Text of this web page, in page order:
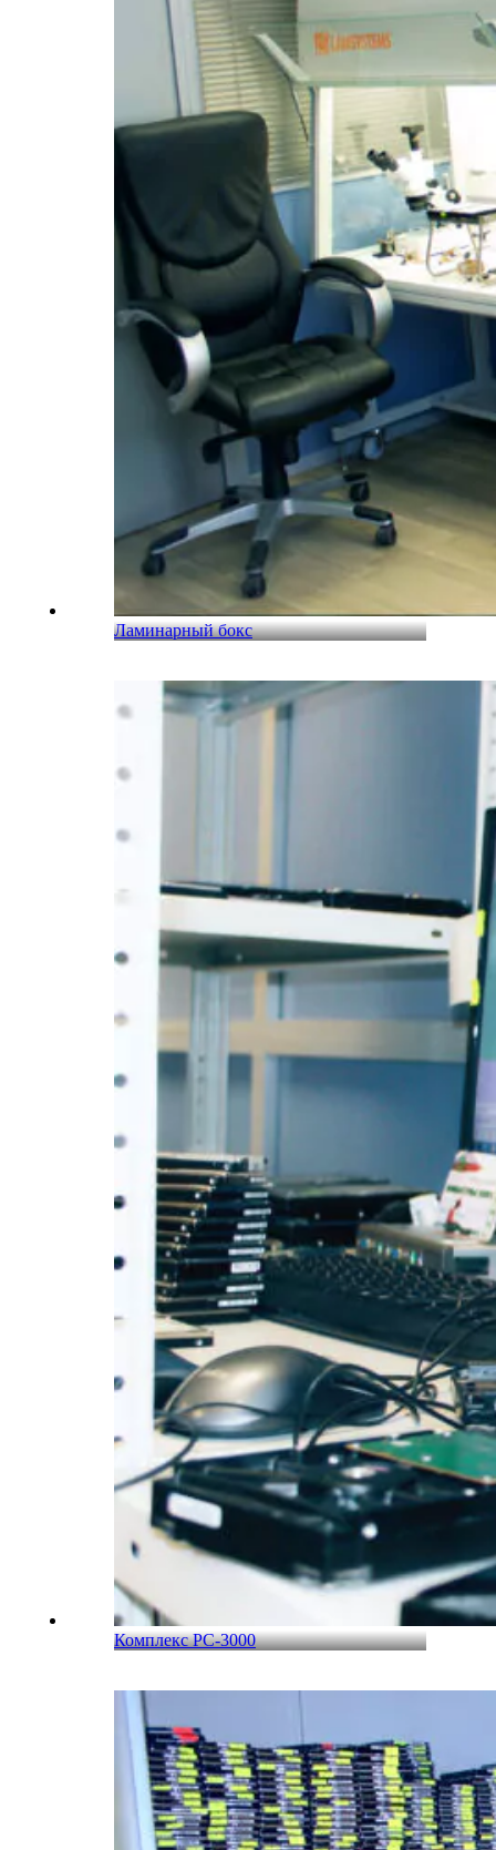
Ламинарный бокс
Комплекс PC-3000